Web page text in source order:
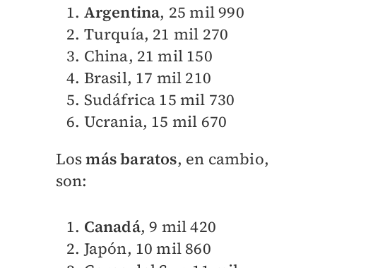
Argentina, 25 mil 990
Turquía, 21 mil 270
China, 21 mil 150
Brasil, 17 mil 210
Sudáfrica 15 mil 730
Ucrania, 15 mil 670
Losmás baratos, en cambio,
son:
Canadá, 9 mil 420
Japón, 10 mil 860